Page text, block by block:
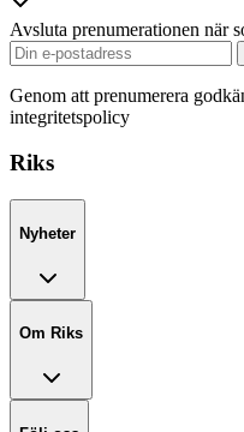
Avsluta prenumerationen när
Genom att prenumerera
integritetspolicy
Riks
Nyheter
Om Riks